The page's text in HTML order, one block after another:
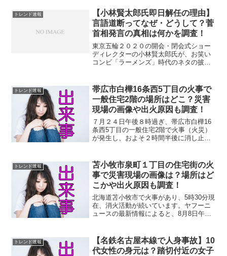
者と家族が哀れでなりません。ヤフーニ
ュースで、有名なバンド・...
トレンド速報
【小林賢太郎氏即日解任の理由】
言語道断ってなぜ・どうして？菅
首相発言の真相は何かを調査！
東京五輪２０２０の開会・閉会式ショー
ディレクターの小林賢太郎氏が、お笑い
コンビ「ラーメンズ」時代のネタの披露
解任」されました。過去に披露していた
ネタの内容とは、ナチスド...
トレンド速報
帯広市白樺16条西5丁目の火事で
一般住宅2階の場所はどこ？災害
現場の画像や出火原因も調査！
７月２４日午後８時過ぎ、帯広市白樺16
条西5丁目の一般住宅2階で火事（火災）
が発生し、およそ２時間半後に消し止め
る」と外出から戻った家の住人から消防
に通報があったとのこと...
トレンド速報
苫小牧市泉町１丁目の住宅街の火
事で災害現場の画像は？場所はど
こかや出火原因も調査！
北海道苫小牧市で火事があり、5時30分現
在、消火活動が続いています。ヤフーニ
ュースの最新情報によると、8月8日午後1
画はある？ twitter（ツイッター）やＳＮ
Ｓの...
トレンド速報
【名鉄名古屋本線で人身事故】10
代女性の身元は？踏切付近の女子